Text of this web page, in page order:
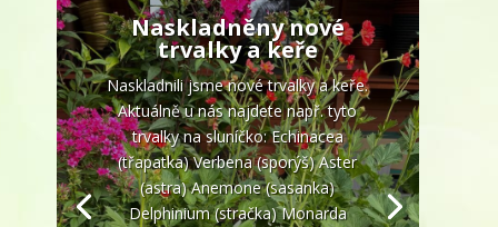
Naskladněny nové
trvalky a keře
Naskladnili jsme nové trvalky a keře.
Aktuálně u nás najdete např. tyto
trvalky na sluníčko: Echinacea
(třapatka) Verbena (sporýš) Aster
(astra) Anemone (sasanka)
Delphinium (stračka) Monarda